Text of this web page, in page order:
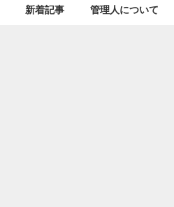
新着記事 管理人について